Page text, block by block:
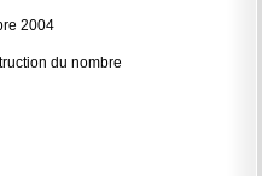
2004
du nombre